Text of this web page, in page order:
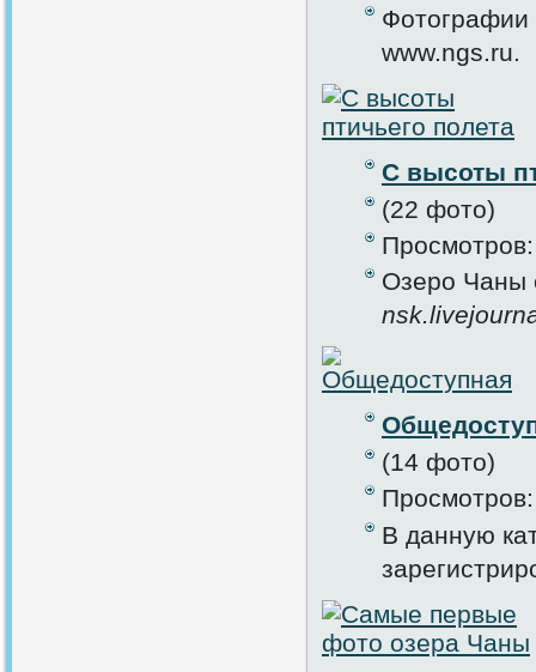
www.ngs.ru.
С высоты
(22 фото)
Озеро Чаны
(14 фото)
В данную